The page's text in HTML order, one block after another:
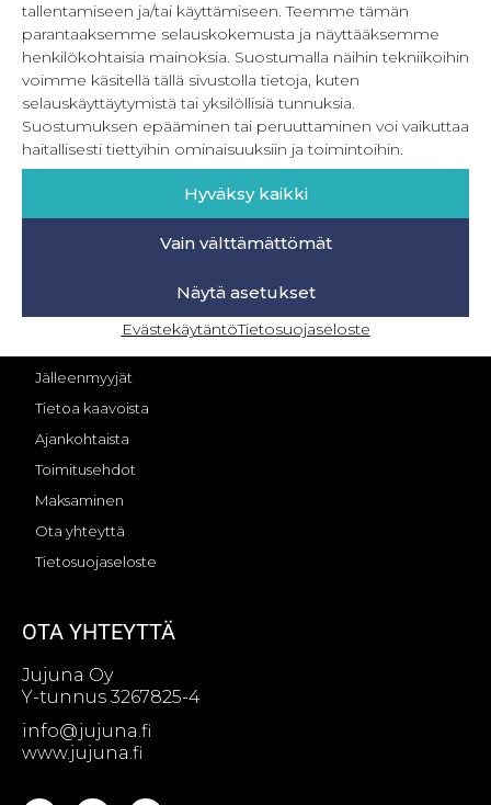
tallentamiseen ja/tai käyttämiseen. Teemme tämän
parantaaksemme selauskokemusta ja näyttääksemme
henkilökohtaisia mainoksia. Suostumalla näihin tekniikoihin
voimme käsitellä tällä sivustolla tietoja, kuten
selauskäyttäytymistä tai yksilöllisiä tunnuksia.
Suostumuksen epääminen tai peruuttaminen voi vaikuttaa
haitallisesti tiettyihin ominaisuuksiin ja toimintoihin.
Hyväksy kaikki
Vain välttämättömät
Näytä asetukset
EvästekäytäntöTietosuojaseloste
Vetoketjun suojalista – ohje (ladattava)
0,00€ Sis. ALV
Lisää ostoskoriin
OMA TILI – KIRJAUTUMINEN
Jälleenmyyjät
Tietoa kaavoista
Ajankohtaista
Toimitusehdot
Maksaminen
Ota yhteyttä
Tietosuojaseloste
OTA YHTEYTTÄ
Jujuna Oy
Y-tunnus 3267825-4
info@jujuna.fi
www.jujuna.fi